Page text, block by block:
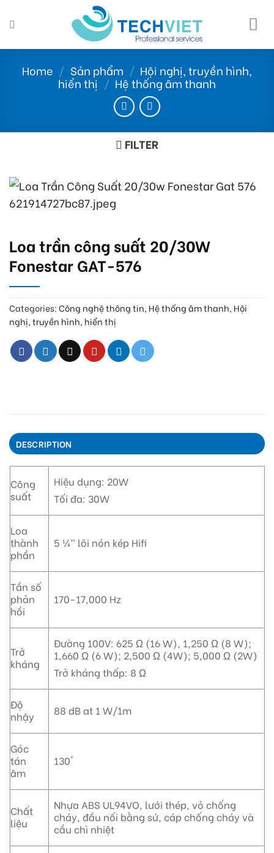
to
Home / Sản phẩm / Hội nghị, truyền hình,
hiển thị / Hệ thống âm thanh
FILTER
Loa trần công suất 20/30W
Fonestar GAT-576
Categories:Công nghệ thông tin, Hệ thống âm thanh, Hội
nghị, truyền hình, hiển thị
DESCRIPTION
Công
suất
Hiệu dụng: 20W
Tối đa: 30W
Loa
thành
phần
5 ¼” lõi nón kép Hifi
Tần số
phản
hồi
170-17,000 Hz
Trở
kháng
Đường 100V: 625 Ω (16 W), 1,250 Ω (8 W);
1,660 Ω (6 W); 2,500 Ω (4W); 5,000 Ω (2W)
Trở kháng thấp: 8 Ω
Độ
nhậy
88 dB at 1 W/1m
Góc
tán
âm
130°
Chất
liệu
Nhựa ABS UL94VO, lưới thép, vỏ chống
cháy, đầu nối bằng sứ, cáp chống cháy và
cầu chì nhiệt